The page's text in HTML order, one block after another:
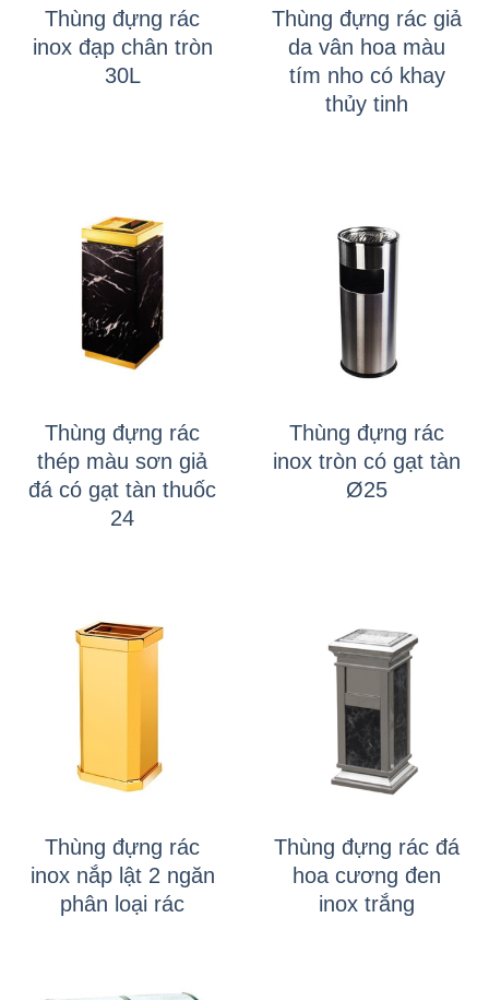
Thùng đựng rác
inox đạp chân tròn
30L
Thùng đựng rác giả
da vân hoa màu
tím nho có khay
thủy tinh
Thùng đựng rác
thép màu sơn giả
đá có gạt tàn thuốc
24
Thùng đựng rác
inox tròn có gạt tàn
Ø25
Thùng đựng rác
inox nắp lật 2 ngăn
phân loại rác
Thùng đựng rác đá
hoa cương đen
inox trắng